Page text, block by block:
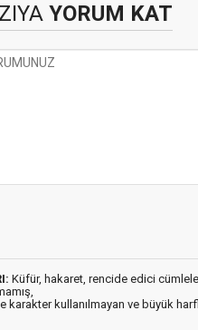
YORUM KAT
Küfür, hakaret, rencide edici
karakter kullanılmayan ve büyük